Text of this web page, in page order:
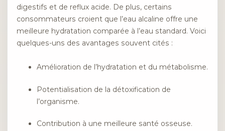
digestifs et de reflux acide. De plus, certains
consommateurs croient que l’eau alcaline offre une
meilleure hydratation comparée à l’eau standard. Voici
quelques-uns des avantages souvent cités :
Amélioration de l’hydratation et du métabolisme.
Potentialisation de la détoxification de
l’organisme.
Contribution à une meilleure santé osseuse.